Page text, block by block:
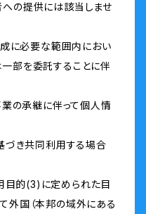
の提供には該当しませ
成に必要な範囲内におい
部を委託することに伴
業の承継に伴って個人情
づき共同利用する場合
目的(3)に定められた目
外国（本邦の域外にある